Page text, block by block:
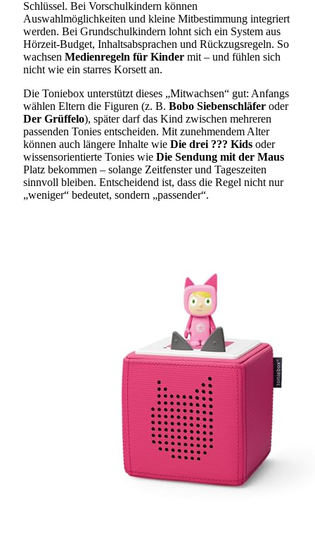
Schlüssel. Bei Vorschulkindern können
Auswahlmöglichkeiten und kleine Mitbestimmung integriert
werden. Bei Grundschulkindern lohnt sich ein System aus
Hörzeit-Budget, Inhaltsabsprachen und Rückzugsregeln. So
wachsen Medienregeln für Kinder mit – und fühlen sich
nicht wie ein starres Korsett an.
Die Toniebox unterstützt dieses „Mitwachsen“ gut: Anfangs
wählen Eltern die Figuren (z. B. Bobo Siebenschläfer oder
Der Grüffelo), später darf das Kind zwischen mehreren
passenden Tonies entscheiden. Mit zunehmendem Alter
können auch längere Inhalte wie Die drei ??? Kids oder
wissensorientierte Tonies wie Die Sendung mit der Maus
Platz bekommen – solange Zeitfenster und Tageszeiten
sinnvoll bleiben. Entscheidend ist, dass die Regel nicht nur
„weniger“ bedeutet, sondern „passender“.